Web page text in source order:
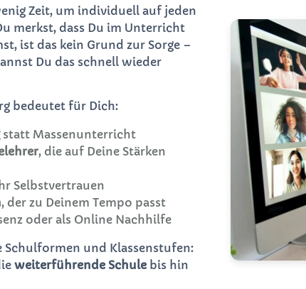
Zeit, um individuell auf jeden
merkst, dass Du im Unterricht
ist das kein Grund zur Sorge –
Du das schnell wieder
bedeutet für Dich:
statt Massenunterricht
, die auf Deine Stärken
Selbstvertrauen
, der zu Deinem Tempo passt
oder als Online Nachhilfe
und Klassenstufen:
weiterführende Schule bis hin